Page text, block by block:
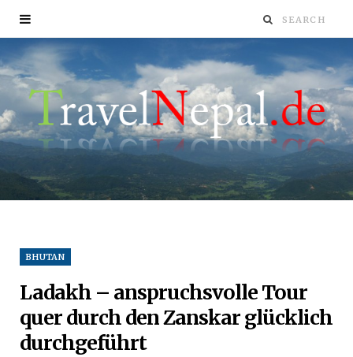
BHUTAN
Ladakh – anspruchsvolle Tour
quer durch den Zanskar glücklich
durchgeführt